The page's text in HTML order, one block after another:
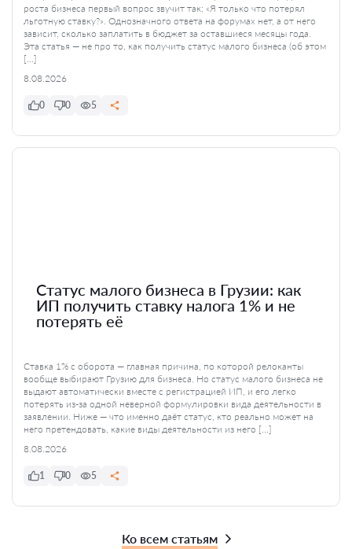
роста бизнеса первый вопрос звучит так: «Я только что потерял
льготную ставку?». Однозначного ответа на форумах нет, а от него
зависит, сколько заплатить в бюджет за оставшиеся месяцы года.
Эта статья — не про то, как получить статус малого бизнеса (об этом
[…]
8.08.2026
0 0 5
Статус малого бизнеса в Грузии: как
ИП получить ставку налога 1% и не
потерять её
Ставка 1% с оборота — главная причина, по которой релоканты
вообще выбирают Грузию для бизнеса. Но статус малого бизнеса не
выдают автоматически вместе с регистрацией ИП, и его легко
потерять из-за одной неверной формулировки вида деятельности в
заявлении. Ниже — что именно даёт статус, кто реально может на
него претендовать, какие виды деятельности из него […]
8.08.2026
1 0 5
Ко всем статьям